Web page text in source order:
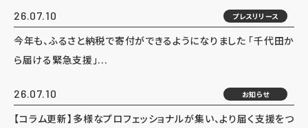
26.07.10 プレスリリース
今年も、ふるさと納税で寄付ができるようになりました 「千代田か
ら届ける緊急支援」...
26.07.10 お知らせ
【コラム更新】多様なプロフェッショナルが集い、より届く支援をつ